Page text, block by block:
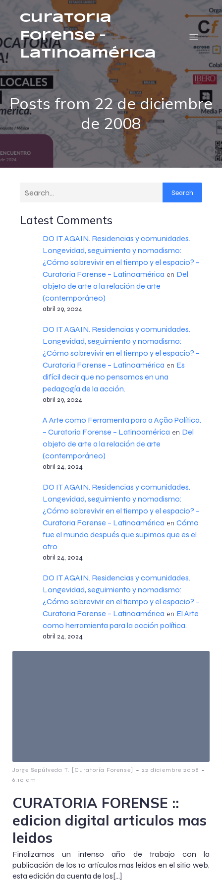
Curatoria
Forense –
Latinoamérica
Posts from 22 de diciembre
de 2008
Search
Latest Comments
DO IT AGAIN. Residencias y comunidades.
Longevidad, seguimiento y nomadismo:
¿Cómo sobrevivir en el tiempo y el espacio? –
Curatoria Forense – Latinoamérica en Del
objeto de arte a la relación de arte
(contemporáneo)
abril 29, 2024
DO IT AGAIN. Residencias y comunidades.
Longevidad, seguimiento y nomadismo:
¿Cómo sobrevivir en el tiempo y el espacio? –
Curatoria Forense – Latinoamérica en Es
difícil decir que no pensamos en una
pedagogía de la acción.
abril 29, 2024
A Arte como Ferramenta para a Ação Política.
– Curatoria Forense – Latinoamérica en Del
objeto de arte a la relación de arte
(contemporáneo)
abril 24, 2024
DO IT AGAIN. Residencias y comunidades.
Longevidad, seguimiento y nomadismo:
¿Cómo sobrevivir en el tiempo y el espacio? –
Curatoria Forense – Latinoamérica en Cómo
fue el mundo después que supimos que es el
otro
abril 24, 2024
DO IT AGAIN. Residencias y comunidades.
Longevidad, seguimiento y nomadismo:
¿Cómo sobrevivir en el tiempo y el espacio? –
Curatoria Forense – Latinoamérica en El Arte
como herramienta para la acción política.
abril 24, 2024
Jorge Sepúlveda T. [Curatoría Forense] - 22 diciembre 2008 -
6:10 am
CURATORIA FORENSE ::
edicion digital articulos mas
leidos
Finalizamos un intenso año de trabajo con la
publicación de los 10 artículos mas leídos en el sitio web,
esta edición da cuenta de los[…]